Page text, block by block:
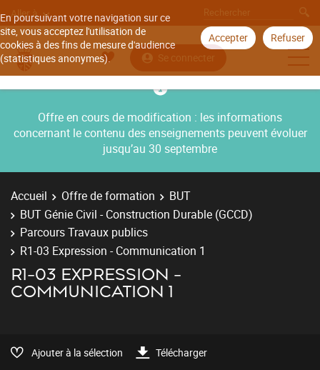
En poursuivant votre navigation sur ce
site, vous acceptez l'utilisation de
cookies à des fins de mesure d'audience
(statistiques anonymes).
Accepter Refuser
Aller à
Se connecter
Offre en cours de modification : les informations
concernant le contenu des enseignements peuvent évoluer
jusqu’au 30 septembre
Accueil Offre de formation
BUT
BUT Génie Civil - Construction Durable (GCCD)
Parcours Travaux publics
R1-03 Expression - Communication 1
R1-03 EXPRESSION -
COMMUNICATION 1
Ajouter à la sélection Télécharger